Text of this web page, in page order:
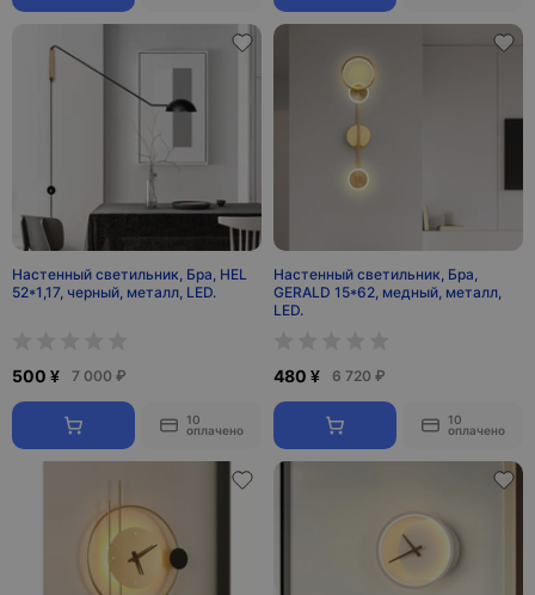
Настенный светильник, Бра, HEL
52*1,17, черный, металл, LED.
500 ¥ 7 000 ₽
10
оплачено
Настенный светильник, Бра,
GERALD 15*62, медный, металл,
LED.
480 ¥ 6 720 ₽
10
оплачено